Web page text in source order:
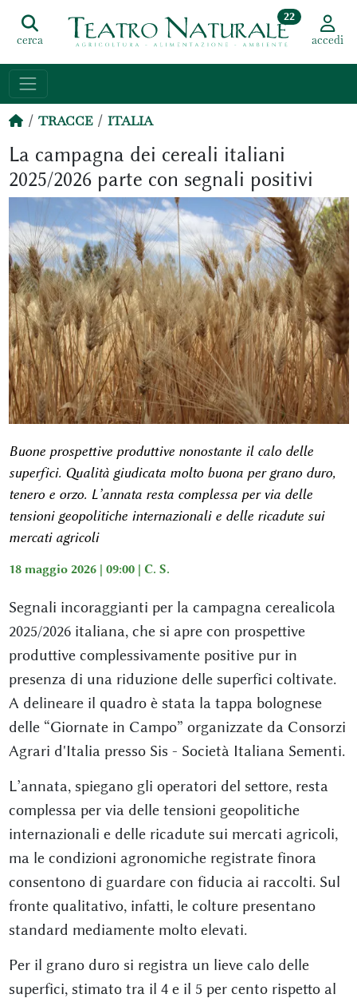
cerca
22
accedi
TRACCE ITALIA
La campagna dei cereali italiani
2025/2026 parte con segnali positivi
Buone prospettive produttive nonostante il calo delle
superfici. Qualità giudicata molto buona per grano duro,
tenero e orzo. L’annata resta complessa per via delle
tensioni geopolitiche internazionali e delle ricadute sui
mercati agricoli
18 maggio 2026 | 09:00 | C. S.
Segnali incoraggianti per la campagna cerealicola
2025/2026 italiana, che si apre con prospettive
produttive complessivamente positive pur in
presenza di una riduzione delle superfici coltivate.
A delineare il quadro è stata la tappa bolognese
delle “Giornate in Campo” organizzate da Consorzi
Agrari d'Italiapresso Sis - Società Italiana Sementi.
L’annata, spiegano gli operatori del settore, resta
complessa per via delle tensioni geopolitiche
internazionali e delle ricadute sui mercati agricoli,
ma le condizioni agronomiche registrate finora
consentono di guardare con fiducia ai raccolti. Sul
fronte qualitativo, infatti, le colture presentano
standard mediamente molto elevati.
Per il grano duro si registra un lieve calo delle
superfici, stimato tra il 4 e il 5 per cento rispetto al